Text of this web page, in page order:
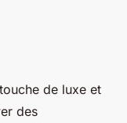
de luxe et
des